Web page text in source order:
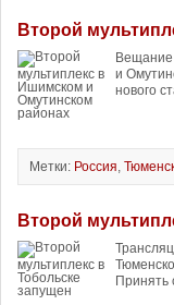
Второй
Вещание
и
нового
Метки: Россия,
Второй
Принять